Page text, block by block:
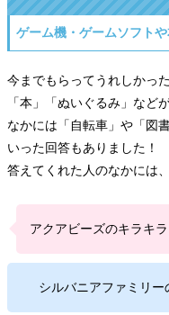
ゲーム機・ゲームソフト
今までもらってうれしかっ
「本」「ぬいぐるみ」など
なかには「自転車」や「図
いった回答もありました！
答えてくれた人のなかには、
アクアビーズのキラキ
シルバニアファミリー